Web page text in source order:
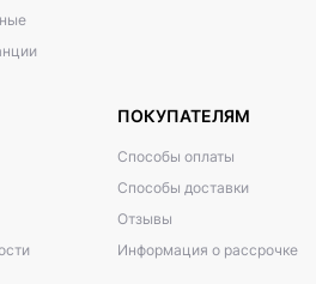
ПОКУПАТЕЛЯМ
Способы оплаты
Способы доставки
Отзывы
Информация о рассрочке